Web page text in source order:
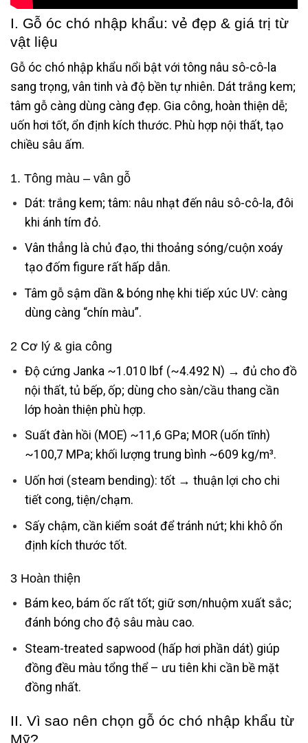
I. Gỗ óc chó nhập khẩu: vẻ đẹp & giá trị từ
vật liệu
Gỗ óc chó nhập khẩu nổi bật với tông nâu sô-cô-la
sang trọng, vân tinh và độ bền tự nhiên. Dát trắng kem;
tâm gỗ càng dùng càng đẹp. Gia công, hoàn thiện dễ;
uốn hơi tốt, ổn định kích thước. Phù hợp nội thất, tạo
chiều sâu ấm.
1. Tông màu – vân gỗ
Dát: trắng kem; tâm: nâu nhạt đến nâu sô-cô-la, đôi
khi ánh tím đỏ.
Vân thẳng là chủ đạo, thi thoảng sóng/cuộn xoáy
tạo đốm figure rất hấp dẫn.
Tâm gỗ sậm dần & bóng nhẹ khi tiếp xúc UV: càng
dùng càng “chín màu”.
2 Cơ lý & gia công
Độ cứng Janka ~1.010 lbf (~4.492 N) → đủ cho đồ
nội thất, tủ bếp, ốp; dùng cho sàn/cầu thang cần
lớp hoàn thiện phù hợp.
Suất đàn hồi (MOE) ~11,6 GPa; MOR (uốn tĩnh)
~100,7 MPa; khối lượng trung bình ~609 kg/m³.
Uốn hơi (steam bending): tốt → thuận lợi cho chi
tiết cong, tiện/chạm.
Sấy chậm, cần kiểm soát để tránh nứt; khi khô ổn
định kích thước tốt.
3 Hoàn thiện
Bám keo, bám ốc rất tốt; giữ sơn/nhuộm xuất sắc;
đánh bóng cho độ sâu màu cao.
Steam-treated sapwood (hấp hơi phần dát) giúp
đồng đều màu tổng thể – ưu tiên khi cần bề mặt
đồng nhất.
II. Vì sao nên chọn gỗ óc chó nhập khẩu từ
Mỹ?